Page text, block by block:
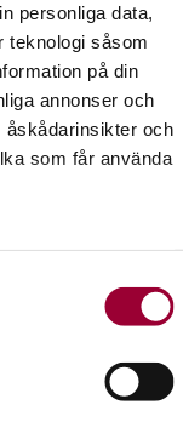
personliga data,
teknologi såsom
på din
annonser och
åskådarinsikter och
som får använda
meter
behandlas
ni starta en
även hjälpa er
vi mera.